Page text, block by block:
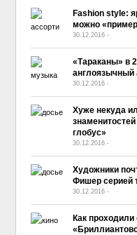
Fashion style:
можно
30.12.2016 -
«Тараканы» в
англоязычный
30.12.2016 -
Хуже некуда
глобус»
30.12.2016 -
Художники
Фишер серией
30.12.2016 -
Как